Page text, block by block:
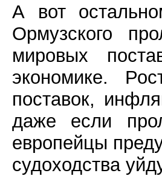
А вот
Ормузского
мировых
экономике.
поставок,
даже если
европейцы
судоходства